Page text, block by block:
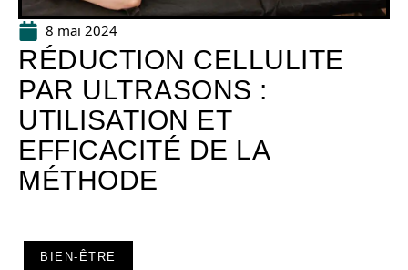
8 mai 2024
RÉDUCTION CELLULITE
PAR ULTRASONS :
UTILISATION ET
EFFICACITÉ DE LA
MÉTHODE
BIEN-ÊTRE